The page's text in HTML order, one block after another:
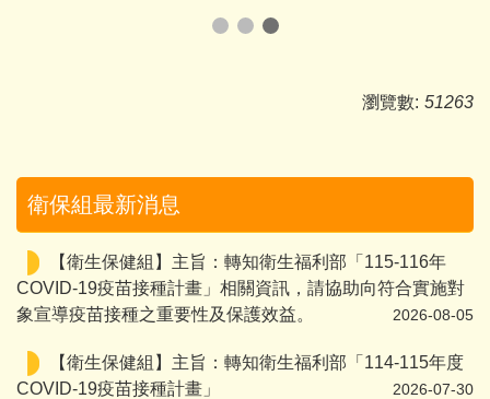
瀏覽數: 51263
衛保組最新消息
【衛生保健組】主旨：​轉知衛生福利部「115-116年
COVID-19疫苗接種計畫」相關資訊，請協助向符合實施對
象宣導疫苗接種之重要性及保護效益。
2026-08-05
【衛生保健組】主旨：轉知衛生福利部「114-115年度
COVID-19疫苗接種計畫」
2026-07-30